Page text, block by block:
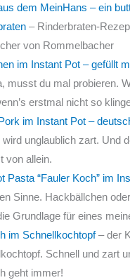
dem MeinHans – ein
– Rinderbraten-
von Rommelbacher
im Instant Pot – gefüllt
musst du mal probieren.
erstmal nicht so
im Instant Pot –
wird unglaublich zart. Und
von allein.
Pasta “Fauler Koch” im
Sinne. Hackbällchen
Grundlage für eines
im Schnellkochtopf– der
Schnell und zart
geht immer!